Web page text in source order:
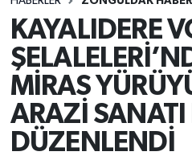
KAYALIDERE
MİRAS
ARAZİ SANATI
DÜZENLENDİ
DEVREK
DÜZCE
EREĞLİ
GÖKÇEBEY